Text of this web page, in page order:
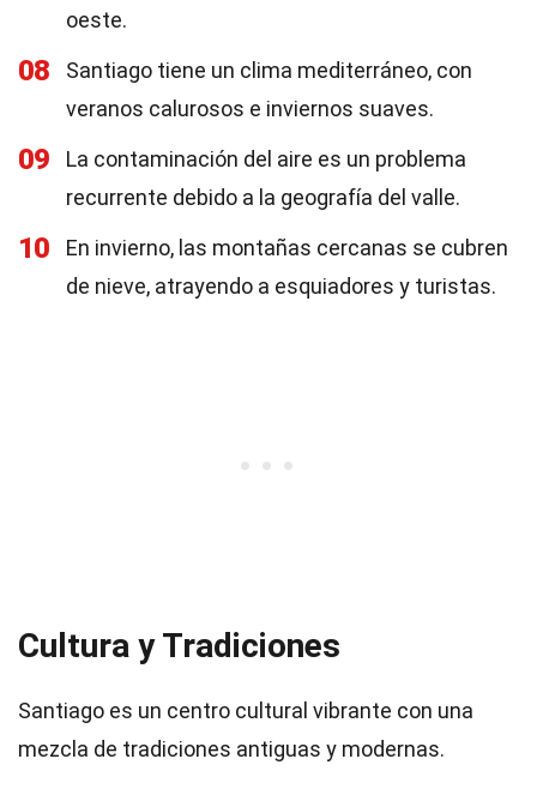
oeste.
08
Santiago tiene un clima mediterráneo, con
veranos calurosos e inviernos suaves.
09
La contaminación del aire es un problema
recurrente debido a la geografía del valle.
10
En invierno, las montañas cercanas se cubren
de nieve, atrayendo a esquiadores y turistas.
Cultura y Tradiciones
Santiago es un centro cultural vibrante con una
mezcla de tradiciones antiguas y modernas.